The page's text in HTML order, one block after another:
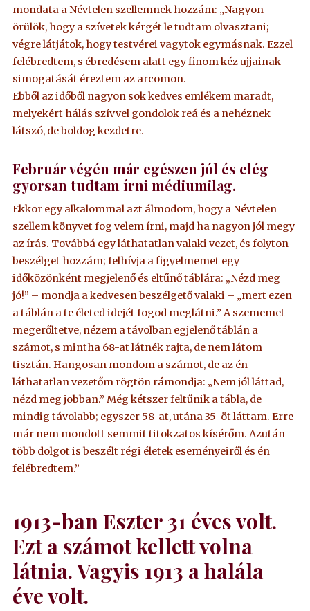
mondata a Névtelen szellemnek hozzám: „Nagyon
örülök, hogy a szívetek kérgét le tudtam olvasztani;
végre látjátok, hogy testvérei vagytok egymásnak. Ezzel
felébredtem, s ébredésem alatt egy finom kéz ujjainak
simogatását éreztem az arcomon.
Ebből az időből nagyon sok kedves emlékem maradt,
melyekért hálás szívvel gondolok reá és a nehéznek
látszó, de boldog kezdetre.
Február végén már egészen jól és elég
gyorsan tudtam írni médiumilag.
Ekkor egy alkalommal azt álmodom, hogy a Névtelen
szellem könyvet fog velem írni, majd ha nagyon jól megy
az írás. Továbbá egy láthatatlan valaki vezet, és folyton
beszélget hozzám; felhívja a figyelmemet egy
időközönként megjelenő és eltűnő táblára: „Nézd meg
jó!” – mondja a kedvesen beszélgető valaki – „mert ezen
a táblán a te életed idejét fogod meglátni.” A szememet
megerőltetve, nézem a távolban egjelenő táblán a
számot, s mintha 68-at látnék rajta, de nem látom
tisztán. Hangosan mondom a számot, de az én
láthatatlan vezetőm rögtön rámondja: „Nem jól láttad,
nézd meg jobban.” Még kétszer feltűnik a tábla, de
mindig távolabb; egyszer 58-at, utána 35-öt láttam. Erre
már nem mondott semmit titokzatos kísérőm. Azután
több dolgot is beszélt régi életek eseményeiről és én
felébredtem.”
1913-ban Eszter 31 éves volt.
Ezt a számot kellett volna
látnia. Vagyis 1913 a halála
éve volt.